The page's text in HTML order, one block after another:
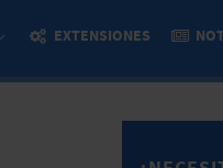
EXTENSIONES